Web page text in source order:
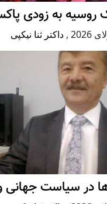
روسیه به زودی
, داکتر ثنا نیکپی
در سیاست جهانی